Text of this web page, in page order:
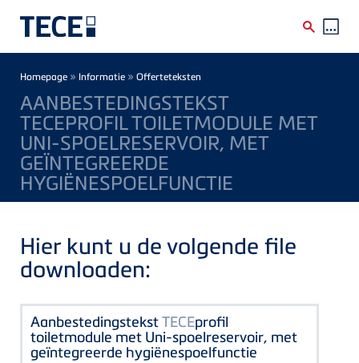
Breadcrumb
Homepage » Informatie » Offerteteksten
AANBESTEDINGSTEKST
TECEPROFIL TOILETMODULE MET
UNI-SPOELRESERVOIR, MET
GEÏNTEGREERDE
HYGIËNESPOELFUNCTIE
Hier kunt u de volgende file
downloaden:
AanbestedingstekstTECEprofil
toiletmodule met Uni-spoelreservoir, met
geïntegreerde hygiënespoelfunctie